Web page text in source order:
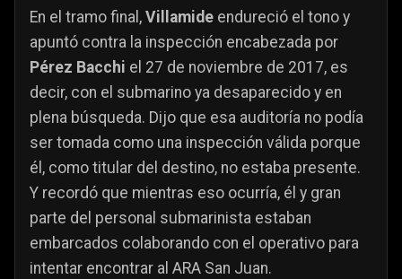
En el tramo final, Villamide endureció el tono y
apuntó contra la inspección encabezada por
Pérez Bacchi el 27 de noviembre de 2017, es
decir, con el submarino ya desaparecido y en
plena búsqueda. Dijo que esa auditoría no podía
ser tomada como una inspección válida porque
él, como titular del destino, no estaba presente.
Y recordó que mientras eso ocurría, él y gran
parte del personal submarinista estaban
embarcados colaborando con el operativo para
intentar encontrar al ARA San Juan.